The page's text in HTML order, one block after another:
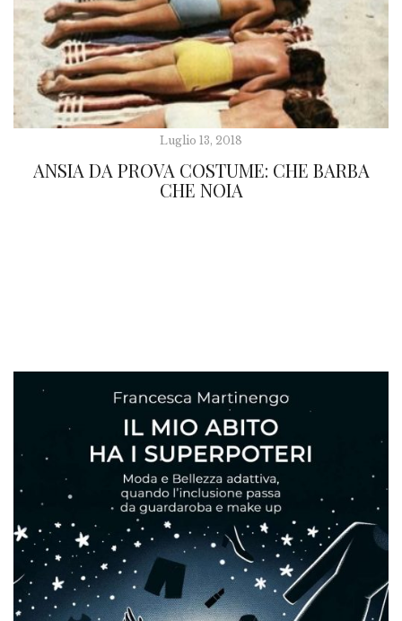
Luglio 13, 2018
ANSIA DA PROVA COSTUME: CHE BARBA
CHE NOIA